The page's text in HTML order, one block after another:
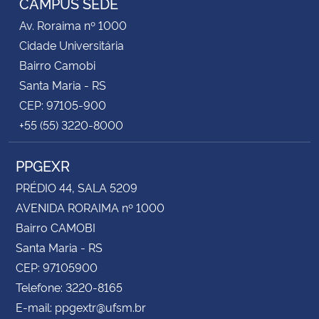
Secretaria-Geral
Secretaria de Governo
Gabinete de Segurança Institucional
Advocacia-Geral da União
Banco Central do Brasil
Planalto
Av. Roraima nº 1000
Cidade Universitária
Bairro Camobi
Santa Maria - RS
CEP: 97105-900
+55 (55) 3220-8000
PPGEXR
PRÉDIO 44, SALA 5209
AVENIDA RORAIMA nº 1000
Bairro CAMOBI
Santa Maria - RS
CEP: 97105900
Telefone: 3220-8165
E-mail: ppgextr@ufsm.br